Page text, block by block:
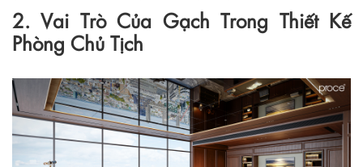
2. Vai Trò Của Gạch Trong Thiết Kế
Phòng Chủ Tịch